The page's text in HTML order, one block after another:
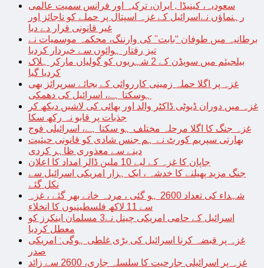
سعودیہ، کینیڈا , ایران، ترکیہ اور فرانس سمیت عالمی
رہنماؤں نےاسرائیل کے غزہ اسپتال پر حملے کو ناجائز اور
غیر قانونی قرار دے دیا
برطانیہ میں طوفان “بابت” کی وارننگ، محکمہ موسمیات نے
تیز رفتار ہوائوں سے خبردار کردیا
بیلجیئم میں سویڈن کے 2 شہریوں کو گولیاں مارکر ہلاک
کردیا گیا
غزہ پر اگلا حملہ زمینی کارروائی کے بجائے سرپرائز بھی
ہوسکتا ہے، اسرائیل کی دھمکی
غزہ میں دوران ڈیوٹی ڈاکٹر والد اور بھائی کی لاشیں دیکھ کر
جذبات پر قابو نہ رکھ سکا
غزہ جنگ کا اگلا مرحلہ مختلف ہو سکتا ہے، اسرائیلی فوج
بھارتی سپریم کورٹ نے ہم جنس شادی کو قانونی حیثیت
دینے سے معذوری ظاہر کردی
جاپان کا غزہ کے لیے 10 ملین ڈالر امداد کا اعلان
جنگ مزید پھیلنے کا خدشہ ، ایک ہزار امریکی اسرائیل سے
نکل گئے
شہداء کی تعداد 2600 ہو گئی ، مردہ خانے بھر گئے ، غزہ
سے 11 لاکھ فلسطینیوں کا انخلاء
اسرائیل کے حامی امریکی چینل نے3 مسلمان اینکرز کو
معطل کردیا
غزہ پر قبضہ کرنا اسرائیل کی بڑی غلطی ہوگی: امریکی
صدر
غزہ پر اسرائیلی جارحیت کا سلسلہ جاری، 2600 سے زائد